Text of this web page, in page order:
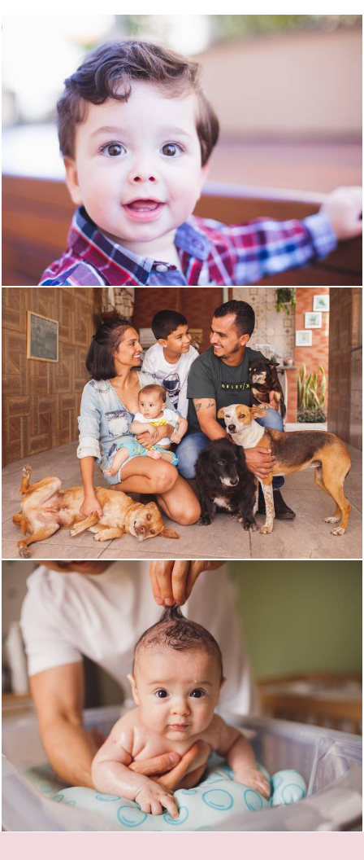
1838 0
1511 35
1550